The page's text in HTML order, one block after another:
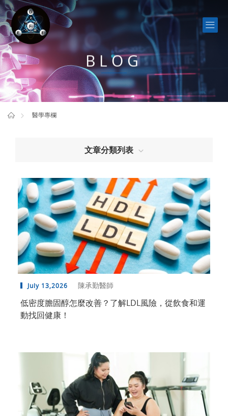
BLOG
醫學專欄
文章分類列表
July 13,2026 陳承勤醫師
低密度膽固醇怎麼改善？了解LDL風險，從飲食和運
動找回健康！